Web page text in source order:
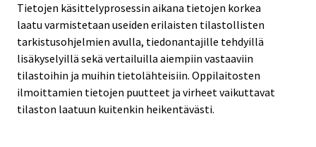
Tietojen käsittelyprosessin aikana tietojen korkea
laatu varmistetaan useiden erilaisten tilastollisten
tarkistusohjelmien avulla, tiedonantajille tehdyillä
lisäkyselyillä sekä vertailuilla aiempiin vastaaviin
tilastoihin ja muihin tietolähteisiin. Oppilaitosten
ilmoittamien tietojen puutteet ja virheet vaikuttavat
tilaston laatuun kuitenkin heikentävästi.